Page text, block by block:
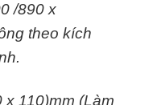
/890 x
theo kích
110)mm (Làm